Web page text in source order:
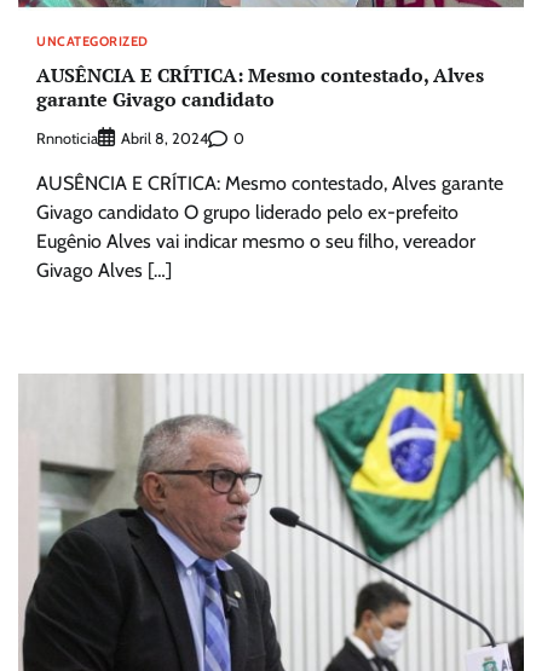
UNCATEGORIZED
AUSÊNCIA E CRÍTICA: Mesmo contestado, Alves
garante Givago candidato
Rnnoticia Abril 8, 2024 0
AUSÊNCIA E CRÍTICA: Mesmo contestado, Alves garante
Givago candidato O grupo liderado pelo ex-prefeito
Eugênio Alves vai indicar mesmo o seu filho, vereador
Givago Alves […]